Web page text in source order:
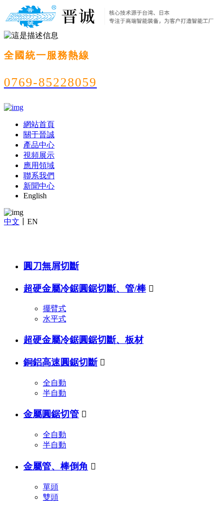
全國統一服務熱線
0769-85228059
網站首頁
關于晉誠
產品中心
視頻展示
應用領域
聯系我們
新聞中心
English
中文 EN
圓刀無屑切斷
超硬金屬冷鋸圓鋸切斷、管/棒 
擺臂式
水平式
超硬金屬冷鋸圓鋸切斷、板材
銅鋁高速圓鋸切斷 
全自動
半自動
金屬圓鋸切管 
全自動
半自動
金屬管、棒倒角 
單頭
雙頭